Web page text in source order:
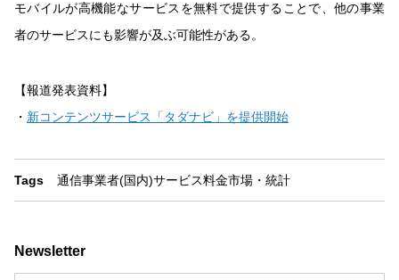
モバイルが高機能なサービスを無料で提供することで、他の事業
者のサービスにも影響が及ぶ可能性がある。
【報道発表資料】
・ 新コンテンツサービス「タダナビ」を提供開始
Tags 通信事業者(国内)サービス料金市場・統計
Newsletter